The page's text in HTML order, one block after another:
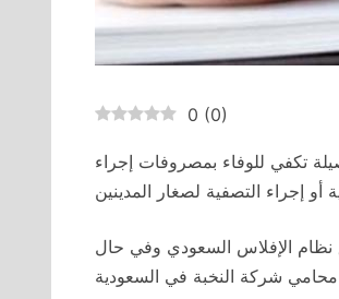
0 (0)
تكفي للوفاء بمصروفات إجراء
نظام الإفلاس السعودي وفي حال